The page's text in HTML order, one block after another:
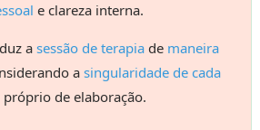
e clareza interna.
asessão de terapiade maneira
a singularidade de cada
de elaboração.